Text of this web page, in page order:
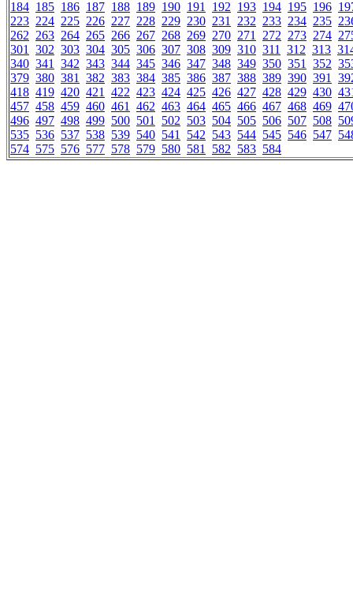
184 185 186 187 188 189 190 191 192 193 194 195 196
223 224 225 226 227 228 229 230 231 232 233 234 235
262 263 264 265 266 267 268 269 270 271 272 273 274
301 302 303 304 305 306 307 308 309 310 311 312 313
340 341 342 343 344 345 346 347 348 349 350 351 352
379 380 381 382 383 384 385 386 387 388 389 390 391
418 419 420 421 422 423 424 425 426 427 428 429 430
457 458 459 460 461 462 463 464 465 466 467 468 469
496 497 498 499 500 501 502 503 504 505 506 507 508
535 536 537 538 539 540 541 542 543 544 545 546 547
574 575 576 577 578 579 580 581 582 583 584